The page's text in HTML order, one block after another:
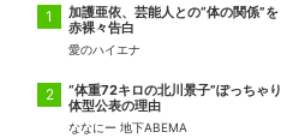
加護亜依、芸能人との“体の関係”を
赤裸々告白
愛のハイエナ
“体重72キロの北川景子”ぽっちゃり
体型公表の理由
ななにー 地下ABEMA